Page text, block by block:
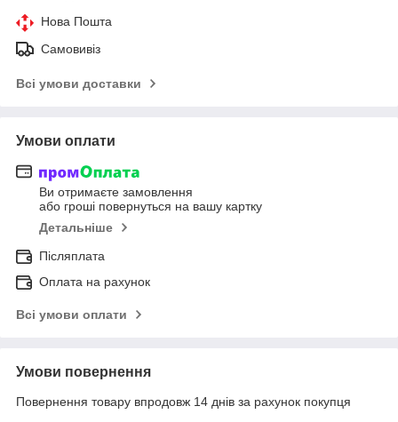
Нова Пошта
Самовивіз
Всі умови доставки
Умови оплати
Ви отримаєте замовлення
або гроші повернуться на вашу картку
Детальніше
Післяплата
Оплата на рахунок
Всі умови оплати
Умови повернення
Повернення товару впродовж 14 днів за рахунок покупця